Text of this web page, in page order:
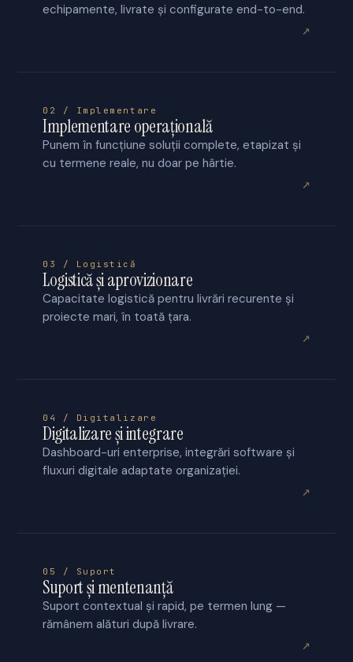
echipamente, livrate și configurate end-to-end.
↗
02 / Implementare
Implementare operațională
Punem în funcțiune soluții complete, etapizat și
cu termene reale, nu doar pe hârtie.
↗
03 / Logistică
Logistică și aprovizionare
Capacitate logistică pentru livrări recurente și
proiecte mari, în toată țara.
↗
04 / Digitalizare
Digitalizare și integrare
Dashboard-uri enterprise, integrări software și
fluxuri digitale adaptate organizației.
↗
05 / Suport
Suport și mentenanță
Suport contextual și rapid, pe termen lung —
rămânem alături după livrare.
↗